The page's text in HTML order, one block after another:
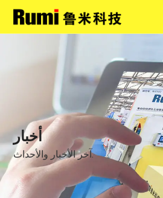
أخبار
آخر الأخبار والأحداث.